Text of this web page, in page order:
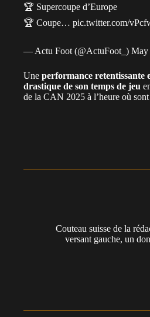
🏆 Supercoupe d’Europe
🏆 Coupe… pic.twitter.com/
— Actu Foot (@ActuFoot_) May
Une performance retentissante
drastique de son temps de jeu
de la CAN 2025 à l’heure où
Couteau suisse de la
versant gauche, un